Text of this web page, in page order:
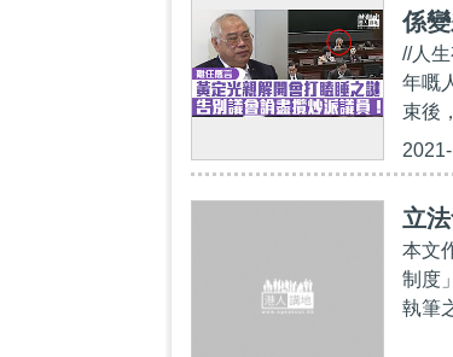
係
僚
//人
年嘅
束後
立
本文
制度
執筆